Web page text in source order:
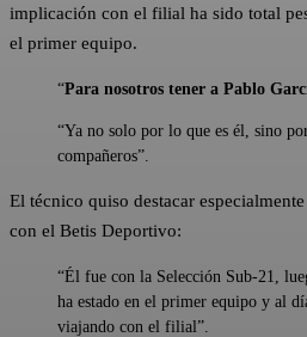
implicación con el filial ha sido total
el primer equipo.
“Para nosotros tener a Pablo
“Ya no solo por lo que es él, sino
compañeros”.
El técnico quiso destacar
con el Betis Deportivo:
“Él fue con la Selección Sub-21,
ha estado en el primer equipo y al
viajando con el filial”.